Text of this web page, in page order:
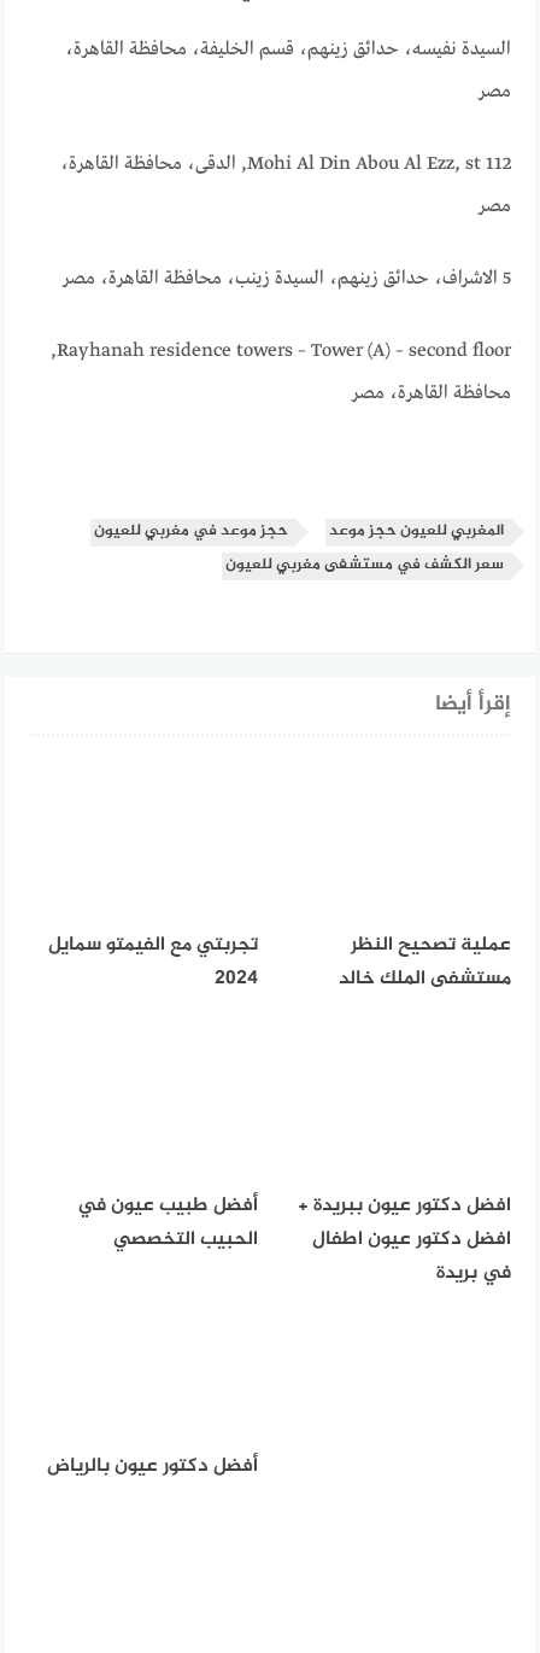
السيدة نفيسه، حدائق زينهم، قسم الخليفة، محافظة القاهرة‬،
مصر
112 Mohi Al Din Abou Al Ezz, st, الدقى، محافظة القاهرة‬،
مصر
5 الاشراف، حدائق زينهم، السيدة زينب، محافظة القاهرة‬، مصر
Rayhanah residence towers – Tower (A) – second floor,
محافظة القاهرة‬، مصر
المغربي للعيون حجز موعد
حجز موعد في مغربي للعيون
سعر الكشف في مستشفى مغربي للعيون
إقرأ أيضا
عملية تصحيح النظر
مستشفى الملك خالد
تجربتي مع الفيمتو سمايل
2024
افضل دكتور عيون ببريدة +
افضل دكتور عيون اطفال
في بريدة
أفضل طبيب عيون في
الحبيب التخصصي
أفضل دكتور عيون بالرياض